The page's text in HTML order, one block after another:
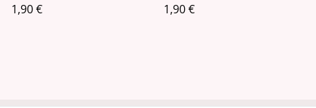
1,90 €
1,90 €